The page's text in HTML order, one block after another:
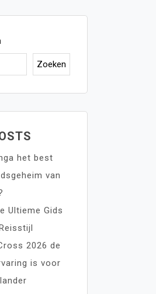
Zoeken
het best
van
Ultieme Gids
2026 de
is voor